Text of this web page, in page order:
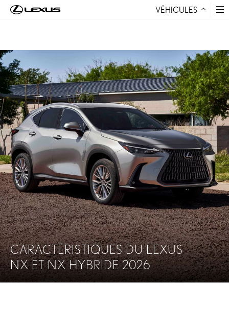
VÉHICULES
CARACTÉRISTIQUES DU LEXUS
NX ET NX HYBRIDE 2026